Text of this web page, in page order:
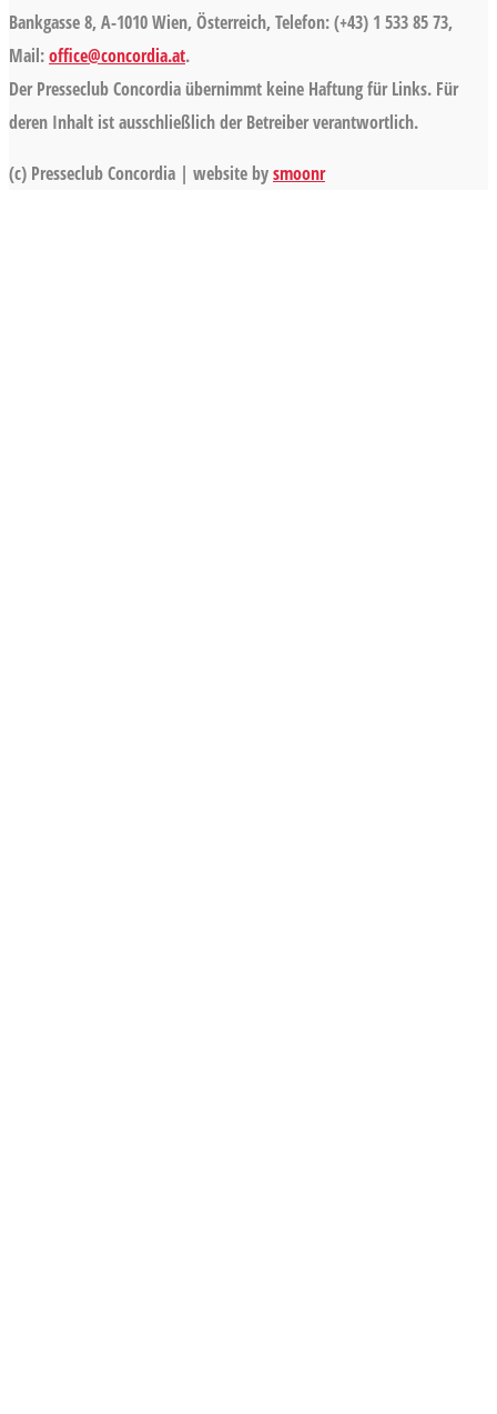
Bankgasse 8, A-1010 Wien, Österreich, Telefon: (+43) 1 533 85 73,
Mail:office@concordia.at.
Der Presseclub Concordia übernimmt keine Haftung für Links. Für
deren Inhalt ist ausschließlich der Betreiber verantwortlich.
(c) Presseclub Concordia | website bysmoonr